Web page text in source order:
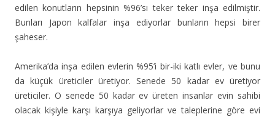
edilen konutların hepsinin %96’sı teker teker inşa edilmiştir.
Bunları Japon kalfalar inşa ediyorlar bunların hepsi birer
şaheser.
Amerika’da inşa edilen evlerin %95’i bir-iki katlı evler, ve bunu
da küçük üreticiler üretiyor. Senede 50 kadar ev üretiyor
üreticiler. O senede 50 kadar ev üreten insanlar evin sahibi
olacak kişiyle karşı karşıya geliyorlar ve taleplerine göre evi